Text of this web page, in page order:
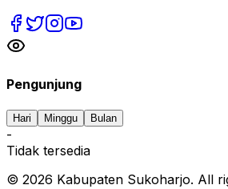
Pengunjung
Hari Minggu Bulan
-
Tidak tersedia
© 2026 Kabupaten Sukoharjo. All